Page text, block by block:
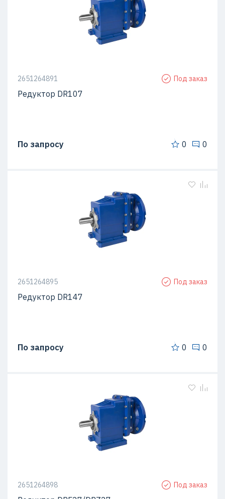
2651264891 Под заказ
Редуктор DR107
По запросу 0 0
2651264895 Под заказ
Редуктор DR147
По запросу 0 0
2651264898 Под заказ